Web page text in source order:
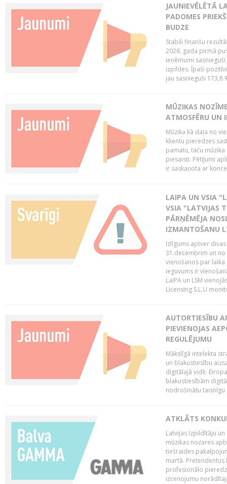
JAUNIEVĒLĒTĀ
PADOMES
BUDZE
Stabili finanšu
2026. gada pirmā
ieņēmumi
izpildes. Īpaši
jau sasnieguši 173,8
MŪZIKAS
ATMOSFĒRU UN
Mūzika kā daļa no
klientu pieredzes
pamatu, taču
piesaisti. Pētījumi
ir saskaņota ar
LAIPA UN VSIA
VSIA "LATVIJAS
PĀRŅĒMĒJA
IZMANTOŠANU
Izlīgums aptver
31.decembrim un no
vienošanos par
ieguvums ir
LaIPA un LSM
Licensing S.L.U
AUTORTIESĪBU
PIEVIENOJAS
REGULĒJUMU
Mākslīgā intelekta
un blakustiesību
digitālajā vidē.
blakustiesībām
nodrošinātu taisnīgu
ATKLĀTS
Latvijas Izpildītāju
mūzikas nozares
tiešraides
martā. Pretendentus
profesionālo
izcenojumu